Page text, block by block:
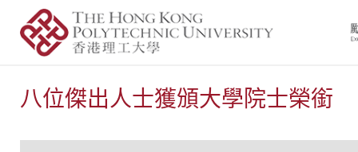
八位傑出人士獲頒大學院士榮銜